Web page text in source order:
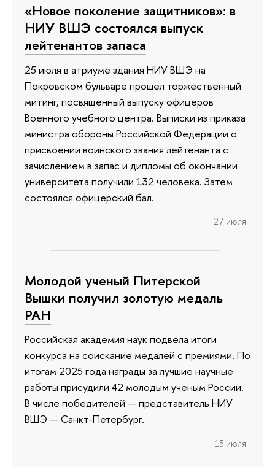
«Новое поколение защитников»: в
НИУ ВШЭ состоялся выпуск
лейтенантов запаса
25 июля в атриуме здания НИУ ВШЭ на
Покровском бульваре прошел торжественный
митинг, посвященный выпуску офицеров
Военного учебного центра. Выписки из приказа
министра обороны Российской Федерации о
присвоении воинского звания лейтенанта с
зачислением в запас и дипломы об окончании
университета получили 132 человека. Затем
состоялся офицерский бал.
27 июля
Молодой ученый Питерской
Вышки получил золотую медаль
РАН
Российская академия наук подвела итоги
конкурса на соискание медалей с премиями. По
итогам 2025 года награды за лучшие научные
работы присудили 42 молодым ученым России.
В числе победителей — представитель НИУ
ВШЭ — Санкт-Петербург.
13 июля